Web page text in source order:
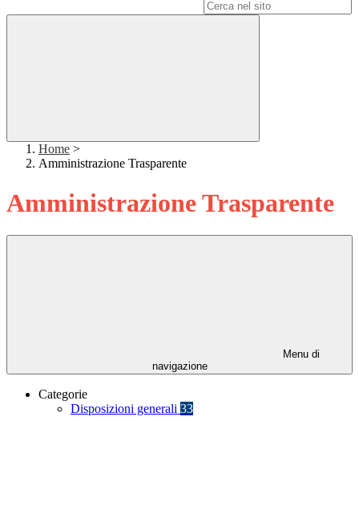
Home >
Amministrazione Trasparente
Amministrazione Trasparente
Menu di
navigazione
Categorie
Disposizioni generali 33